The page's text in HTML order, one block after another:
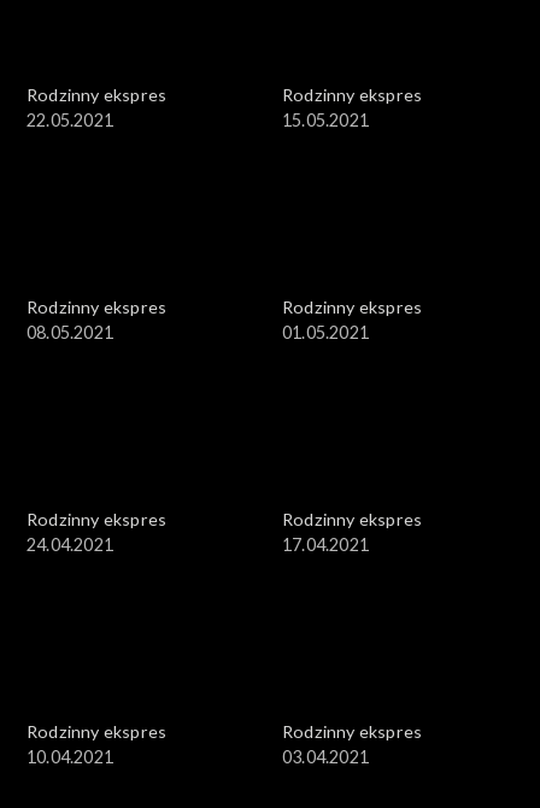
Rodzinny ekspres
22.05.2021
Rodzinny ekspres
15.05.2021
Rodzinny ekspres
08.05.2021
Rodzinny ekspres
01.05.2021
Rodzinny ekspres
24.04.2021
Rodzinny ekspres
17.04.2021
Rodzinny ekspres
10.04.2021
Rodzinny ekspres
03.04.2021